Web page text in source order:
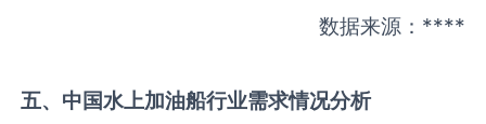
数据来源：****
五、中国水上加油船行业需求情况分析